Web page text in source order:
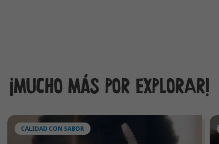
¡MUCHO MÁS POR EXPLORAR!
CALIDAD CON SABOR